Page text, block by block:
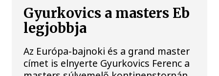
Gyurkovics a masters Eb
legjobbja
Az Európa-bajnoki és a grand master
címet is elnyerte Gyurkovics Ferenc a